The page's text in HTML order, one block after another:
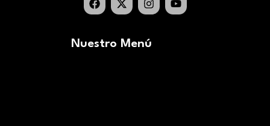
Nuestro Menú